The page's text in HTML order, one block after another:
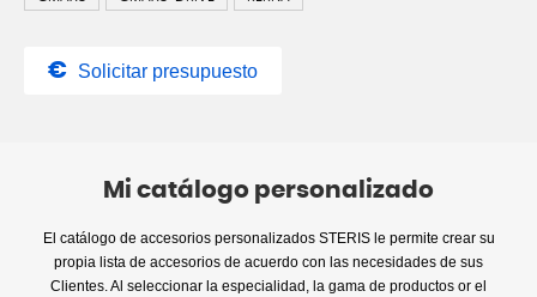
Solicitar presupuesto
Mi catálogo personalizado
El catálogo de accesorios personalizados STERIS le permite crear su
propia lista de accesorios de acuerdo con las necesidades de sus
Clientes. Al seleccionar la especialidad, la gama de productos or el